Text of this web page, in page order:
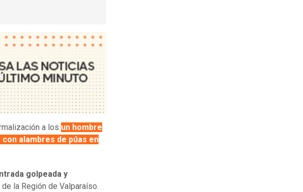
a los un hombre
con alambres de púas en
golpeada y
la Región de Valparaíso.